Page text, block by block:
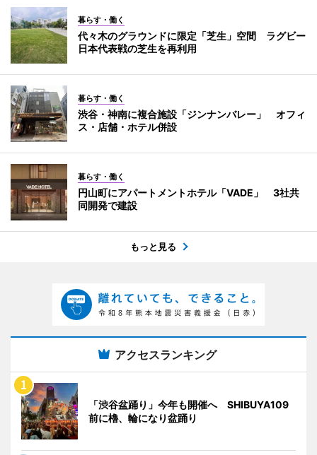
暮らす・働く
代々木のグラウンドに限定「芝生」空間 ラグビー
日本代表戦の芝生を再利用
暮らす・働く
渋谷・神南に複合施設「ジンナンバレー」 オフィ
ス・店舗・ホテル併設
暮らす・働く
円山町にアパートメントホテル「VADE」 3社共
同開発で建設
もっと見る
アクセスランキング
「渋谷盆踊り」今年も開催へ SHIBUYA109
前に櫓、輪になり盆踊り